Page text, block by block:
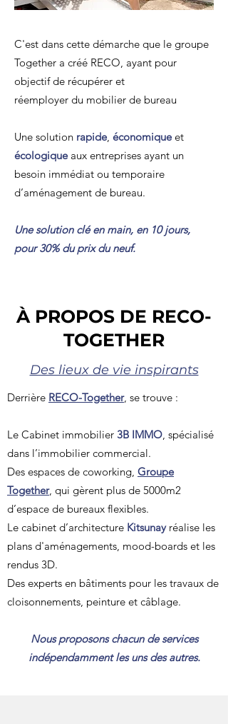
C'est dans cette démarche que le groupe
Together a créé RECO, ayant pour
objectif de récupérer et
réemployer du mobilier de bureau
Une solution rapide, économiqueet
écologiqueaux entreprises ayant un
besoin immédiat ou temporaire
d’aménagement de bureau.
Une solution clé en main, en 10 jours,
pour 30% du prix du neuf.
À PROPOS DE RECO-
TOGETHER
Des lieux de vie inspirants
Derrière RECO-Together, se trouve :
Le Cabinet immobilier 3B IMMO, spécialisé
dans l’immobilier commercial.
Des espaces de coworking, Groupe
Together, qui gèrent plus de 5000m2
d’espace de bureaux flexibles.
Le cabinet d’architecture Kitsunayréalise les
plans d'aménagements, mood-boards et les
rendus 3D.
Des experts en bâtiments pour les travaux de
cloisonnements, peinture et câblage.
Nous proposons chacun de services
indépendamment les uns des autres.